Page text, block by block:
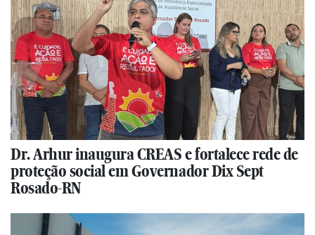
Dr. Arhur inaugura CREAS e fortalece rede de
proteção social em Governador Dix Sept
Rosado-RN